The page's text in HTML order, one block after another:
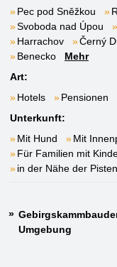
Pec pod Sněžkou
Svoboda nad Úpou
Harrachov
Černý
Benecko
Mehr
Art:
Hotels
Pensionen
Unterkunft:
Mit Hund
Mit
Für Familien mit
in der Nähe der Pisten
Umgebung